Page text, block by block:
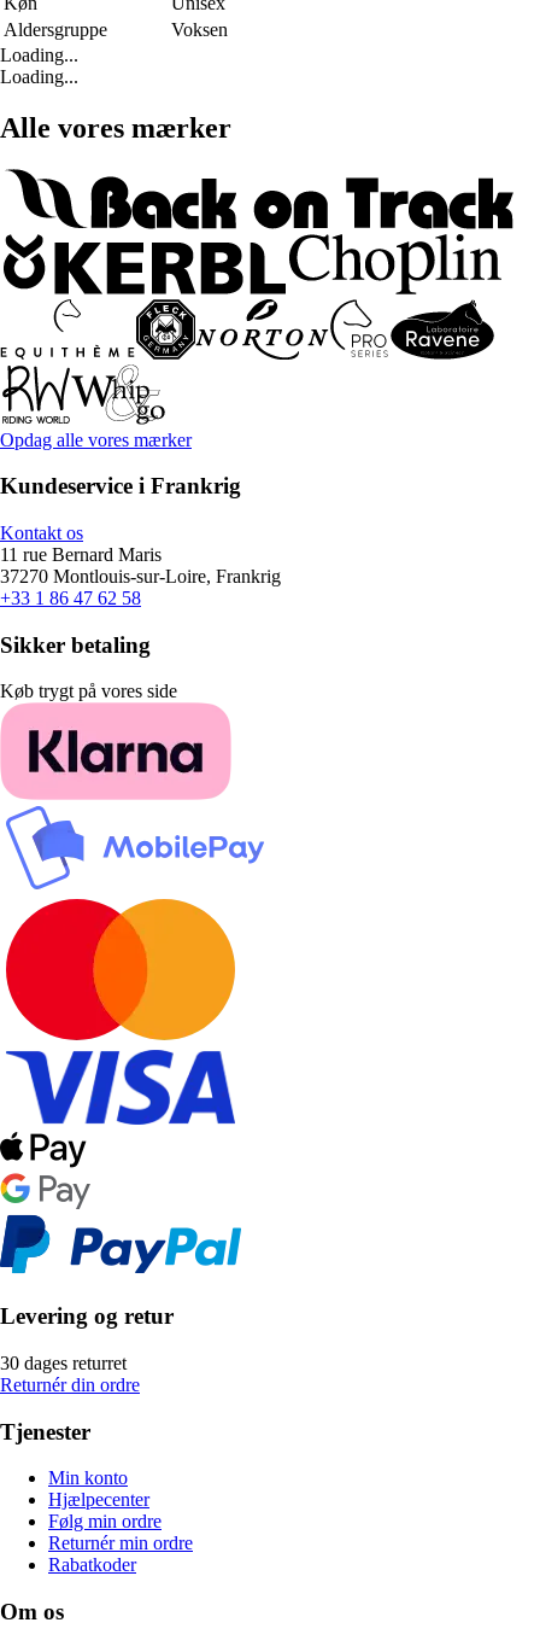
Aldersgruppe
Voksen
Loading...
Loading...
Alle vores mærker
Opdag alle vores mærker
Kundeservice i Frankrig
Kontakt os
11 rue Bernard Maris
37270 Montlouis-sur-Loire, Frankrig
+33 1 86 47 62 58
Sikker betaling
Køb trygt på vores side
Levering og retur
30 dages returret
Returnér din ordre
Tjenester
Min konto
Hjælpecenter
Følg min ordre
Returnér min ordre
Rabatkoder
Om os